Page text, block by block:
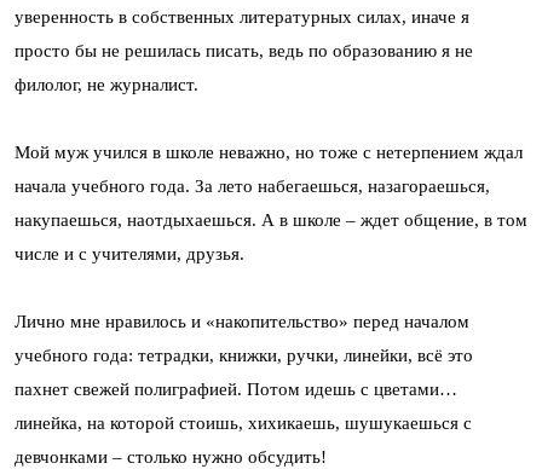
уверенность в собственных литературных силах, иначе я
просто бы не решилась писать, ведь по образованию я не
филолог, не журналист.
Мой муж учился в школе неважно, но тоже с нетерпением ждал
начала учебного года. За лето набегаешься, назагораешься,
накупаешься, наотдыхаешься. А в школе – ждет общение, в том
числе и с учителями, друзья.
Лично мне нравилось и «накопительство» перед началом
учебного года: тетрадки, книжки, ручки, линейки, всё это
пахнет свежей полиграфией. Потом идешь с цветами…
линейка, на которой стоишь, хихикаешь, шушукаешься с
девчонками – столько нужно обсудить!